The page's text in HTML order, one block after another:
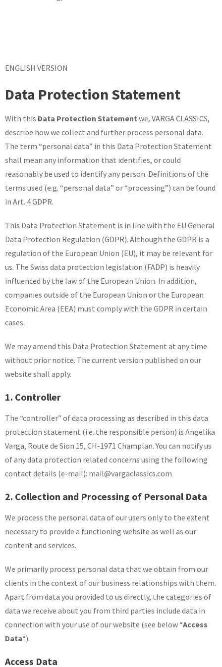
ENGLISH VERSION
Data Protection Statement
With this Data Protection Statement we, VARGA CLASSICS,
describe how we collect and further process personal data.
The term “personal data” in this Data Protection Statement
shall mean any information that identifies, or could
reasonably be used to identify any person. Definitions of the
terms used (e.g. “personal data” or “processing”) can be found
in Art. 4 GDPR.
This Data Protection Statement is in line with the EU General
Data Protection Regulation (GDPR). Although the GDPR is a
regulation of the European Union (EU), it may be relevant for
us. The Swiss data protection legislation (FADP) is heavily
influenced by the law of the European Union. In addition,
companies outside of the European Union or the European
Economic Area (EEA) must comply with the GDPR in certain
cases.
We may amend this Data Protection Statement at any time
without prior notice. The current version published on our
website shall apply.
1. Controller
The “controller” of data processing as described in this data
protection statement (i.e. the responsible person) is Angelika
Varga, Route de Sion 15, CH-1971 Champlan. You can notify us
of any data protection related concerns using the following
contact details (e-mail): mail@vargaclassics.com
2. Collection and Processing of Personal Data
We process the personal data of our users only to the extent
necessary to provide a functioning website as well as our
content and services.
We primarily process personal data that we obtain from our
clients in the context of our business relationships with them.
Apart from data you provided to us directly, the categories of
data we receive about you from third parties include data in
connection with your use of our website (see below “Access
Data“).
Access Data